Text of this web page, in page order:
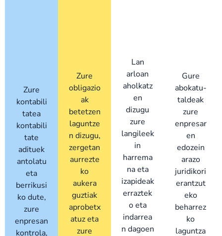
Zure
kontabili
tatea
kontabili
tate
adituek
antolatu
eta
berrikusi
ko dute,
zure
enpresan
kontrola,
Zure
obligazio
ak
betetzen
laguntze
n dizugu,
zergetan
aurrezte
ko
aukera
guztiak
aprobetx
atuz eta
zure
Lan
arloan
aholkatz
en
dizugu
zure
langileek
in
harrema
na eta
izapideak
erraztek
o eta
indarrea
n dagoen
Gure
abokatu-
taldeak
zure
enpresar
en
edozein
arazo
juridikori
erantzut
eko
beharrez
ko
laguntza